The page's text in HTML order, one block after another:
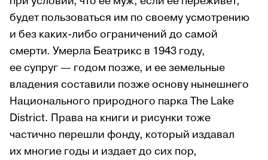
будет пользоваться им по своему усмотрению
и без каких-либо ограничений до самой
смерти. Умерла Беатрикс в 1943 году,
ее супруг — годом позже, и ее земельные
владения составили позже основу нынешнего
Национального природного парка The Lake
District. Права на книги и рисунки тоже
частично перешли фонду, который издавал
их многие годы и издает до сих пор,